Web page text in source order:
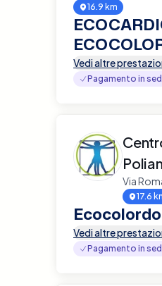
16.9 km
Vedi altre
Pagamento in
Via
17.6
Vedi altre
Pagamento in